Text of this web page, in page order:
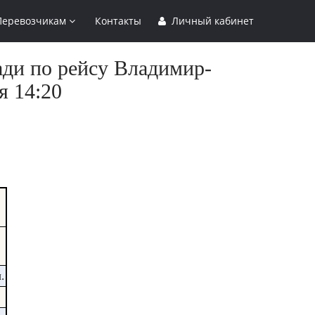
Контакты Личный кабинет
по рейсу Владимир-
14:20